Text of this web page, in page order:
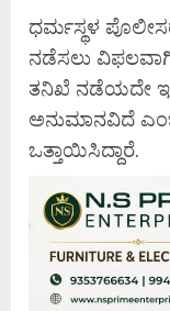
ಧರ್ಮಸ್ಥಳ
ನಡೆಸಲು
ತನಿಖೆ ನಡೆಯದೇ
ಅನುಮಾನವಿದೆ
ಒತ್ತಾಯಿಸಿದ್ದಾರೆ.